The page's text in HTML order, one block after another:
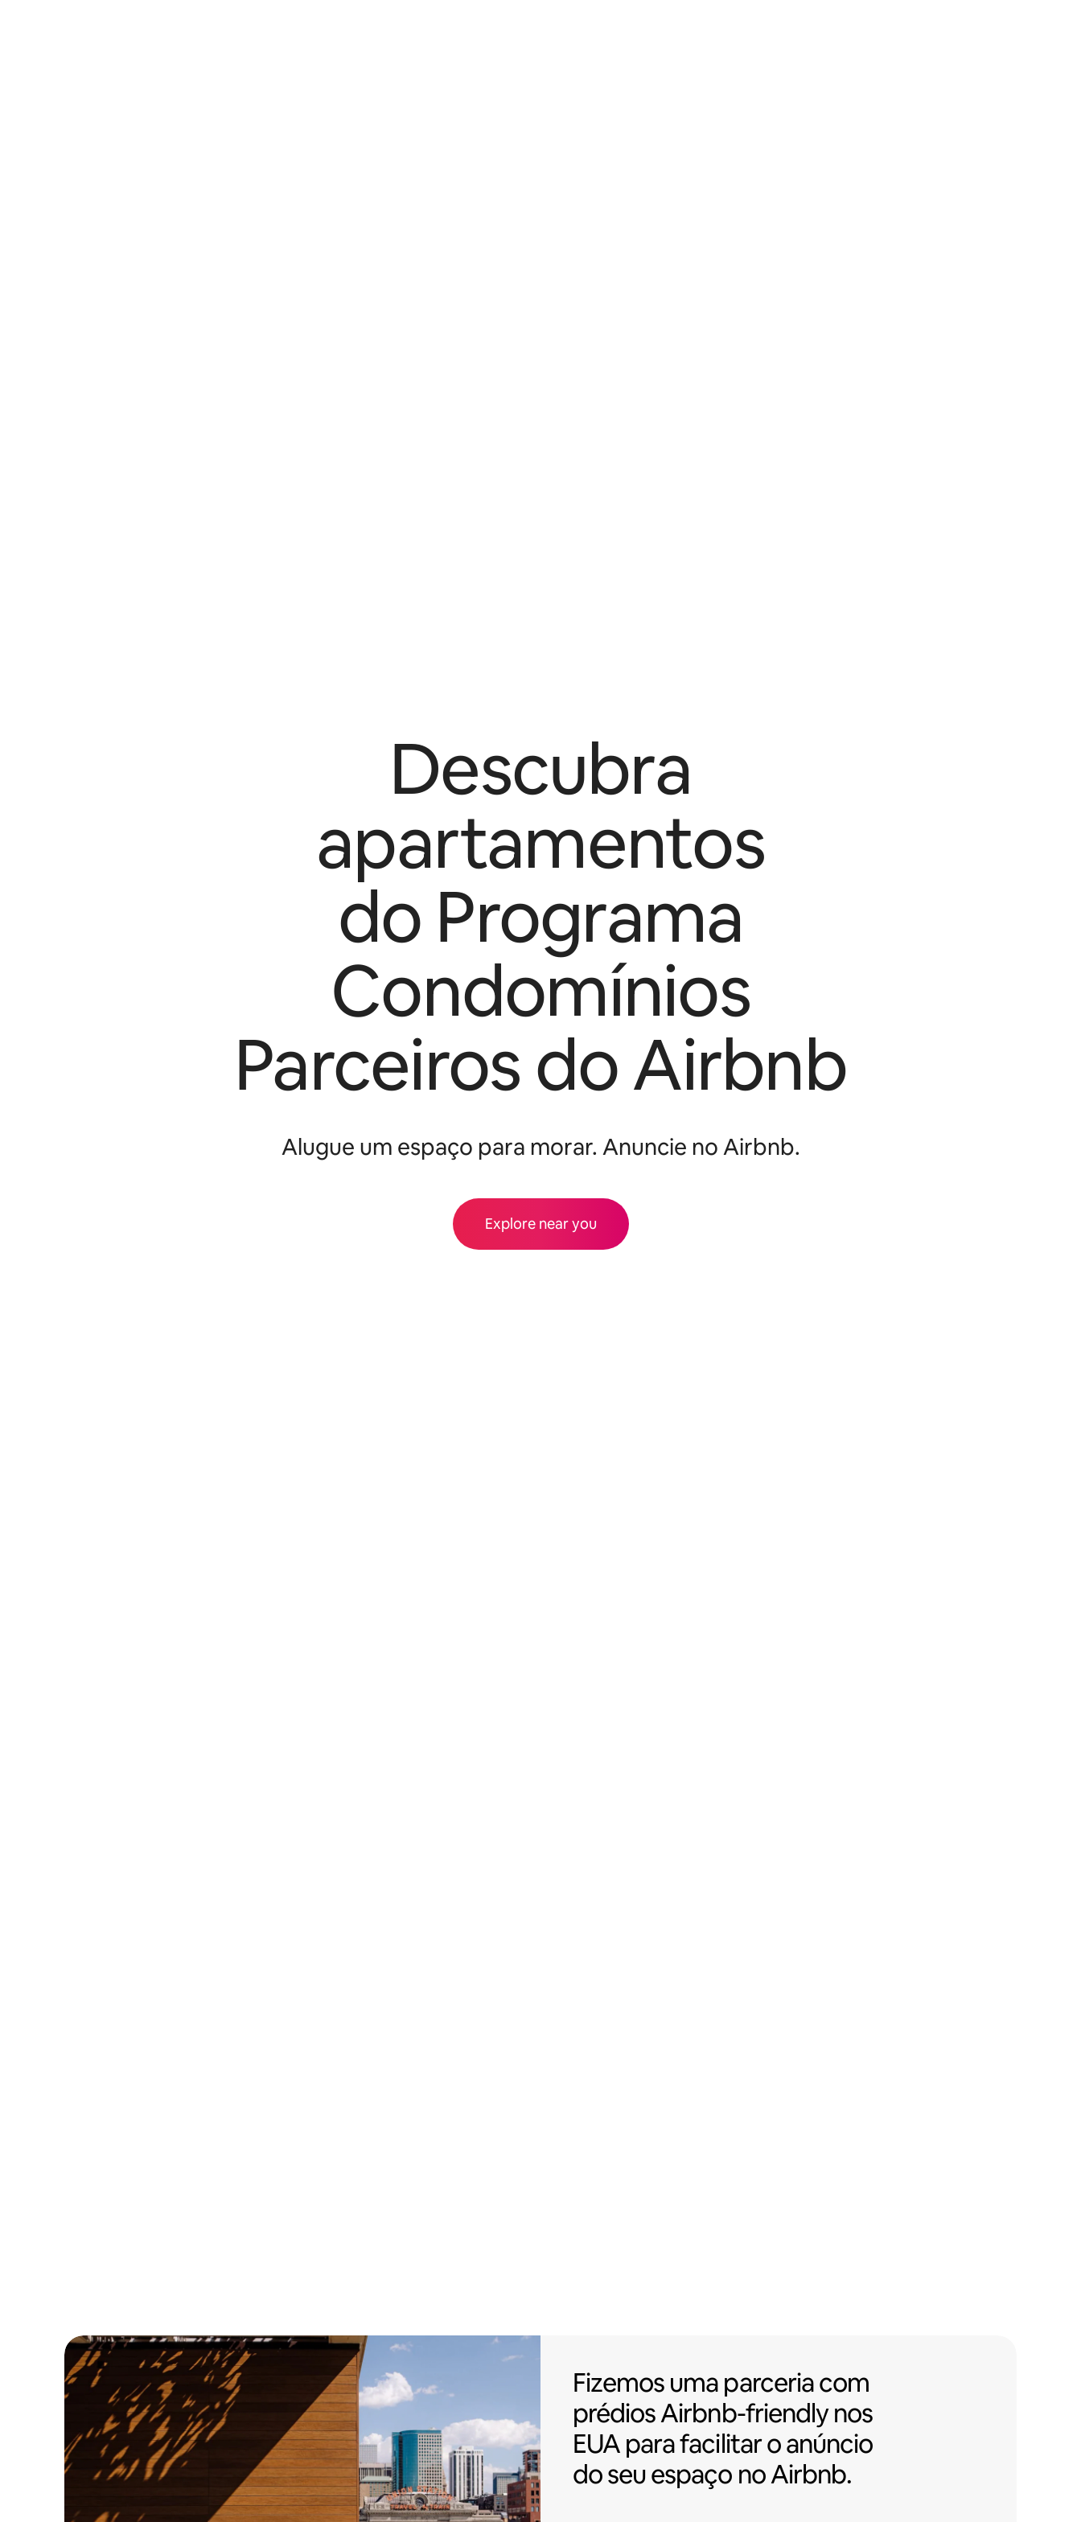
Descubra
apartamentos
do Programa
Condomínios
Parceiros do Airbnb
Alugue um espaço para morar. Anuncie no Airbnb.
Explore near you
Fizemos uma parceria com prédios Airbnb-
Fizemos uma parceriacom
prédiosAirbnb-friendly nos
EUA para facilitar o anúncio
do seu espaço no Airbnb.